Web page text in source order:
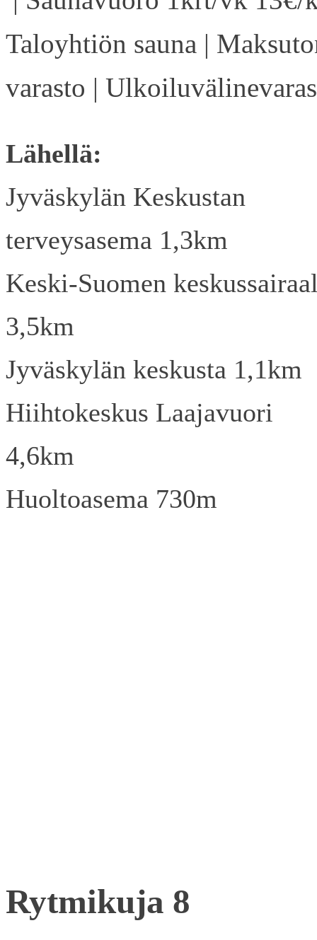
Taloyhtiön sauna |
varasto |
Lähellä:
Jyväskylän Keskustan
terveysasema 1,3km
Keski-Suomen
3,5km
Jyväskylän keskusta 1,1km
Hiihtokeskus Laajavuori
4,6km
Huoltoasema 730m
Rytmikuja 8